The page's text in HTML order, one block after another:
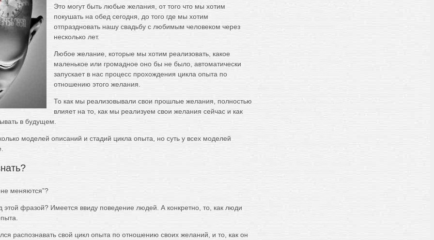
Это могут быть любые желания, от того что мы хотим
покушать на обед сегодня, до того где мы хотим
отпраздновать нашу свадьбу с любимым человеком через
несколько лет.
Любое желание, которые мы хотим реализовать, какое
маленькое или громадное оно бы не было, автоматически
запускает в нас процесс прохождения цикла опыта по
отношению этого желания.
То как мы реализовывали свои прошлые желания, полностью
влияет на то, как мы реализуем свои желания сейчас и как
в будущем.
моделей описаний и стадий цикла опыта, но суть у всех моделей
меняются”?
этой фразой? Имеется ввиду поведение людей. А конкретно, то, как люди
распознавать свой цикл опыта по отношению своих желаний, и то, как он